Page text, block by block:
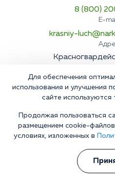
8 (800)
E-
krasniy-
Для обеспечения
использования и улучшения
сайте используются
Продолжая пользоваться
размещением cookie-
условиях, изложенных в